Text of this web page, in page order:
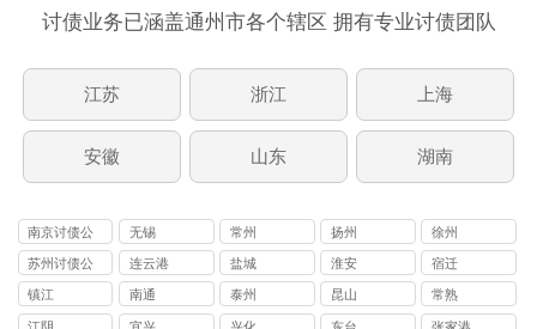
讨债业务已涵盖通州市各个辖区 拥有专业讨债团队
江苏 浙江 上海
安徽 山东 湖南
南京讨债公
司
无锡 常州 扬州 徐州
苏州讨债公
司
连云港 盐城 淮安 宿迁
镇江 南通 泰州 昆山 常熟